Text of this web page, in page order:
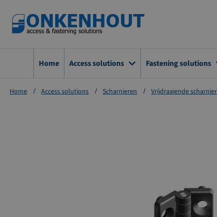
Home Access solutions Fastening solutions
Home Access solutions Scharnieren Vrijdraaiende